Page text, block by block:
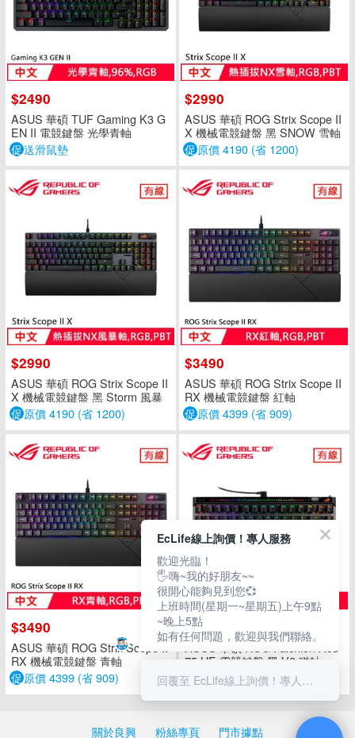
$2490
ASUS 華碩 TUF Gaming K3 G
EN II 電競鍵盤 光學青軸
促送滑鼠墊
$2990
ASUS 華碩 ROG Strix Scope II
X 機械電競鍵盤 黑 SNOW 雪軸
促原價 4190 (省 1200)
$2990
ASUS 華碩 ROG Strix Scope II
X 機械電競鍵盤 黑 Storm 風暴
軸
促原價 4190 (省 1200)
$3490
ASUS 華碩 ROG Strix Scope II
RX 機械電競鍵盤 紅軸
促原價 4399 (省 909)
$3490
ASUS 華碩 ROG Strix Scope II
RX 機械電競鍵盤 青軸
促原價 4399 (省 909)
$7490
ASUS 華碩 ROG Falchion Ace
75 HE 電競鍵盤 黑 V2 磁軸
促送滑鼠墊
關於良興 粉絲專頁 門市據點
EcLife線上詢價！專人服務
歡迎光臨！
🖐嗨~我的好朋友~~
很開心能夠見到您💞
上班時間(星期一~星期五)上午9點
~晚上5點
如有任何問題，歡迎與我們聯絡。
回覆至 EcLife線上詢價！專人服務